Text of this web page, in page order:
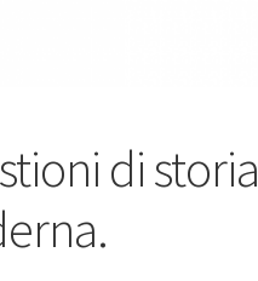
di storia